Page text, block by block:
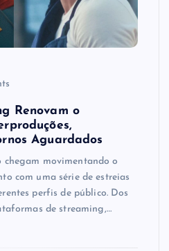
Renovam o
Aguardados
movimentando o
com uma série de estreias
perfis de público. Dos
de streaming,…